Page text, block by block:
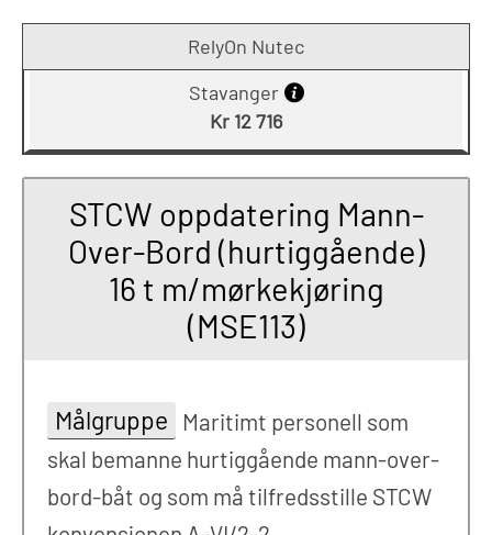
RelyOn Nutec
Stavanger
Kr 12 716
STCW oppdatering Mann-
Over-Bord (hurtiggående)
16 t m/mørkekjøring
(MSE113)
Målgruppe
Maritimt personell som
skal bemanne hurtiggående mann-over-
bord-båt og som må tilfredsstille STCW